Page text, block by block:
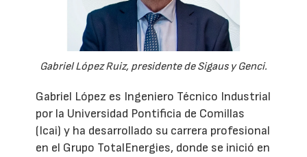
Gabriel López Ruiz, presidente de Sigaus y Genci.
Gabriel López es Ingeniero Técnico Industrial
por la Universidad Pontificia de Comillas
(Icai) y ha desarrollado su carrera profesional
en el Grupo TotalEnergies, donde se inició en